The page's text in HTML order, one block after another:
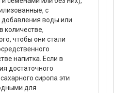
с
воды или
количестве,
чтобы они стали
напитка. Если в
достаточного
сиропа эти
для